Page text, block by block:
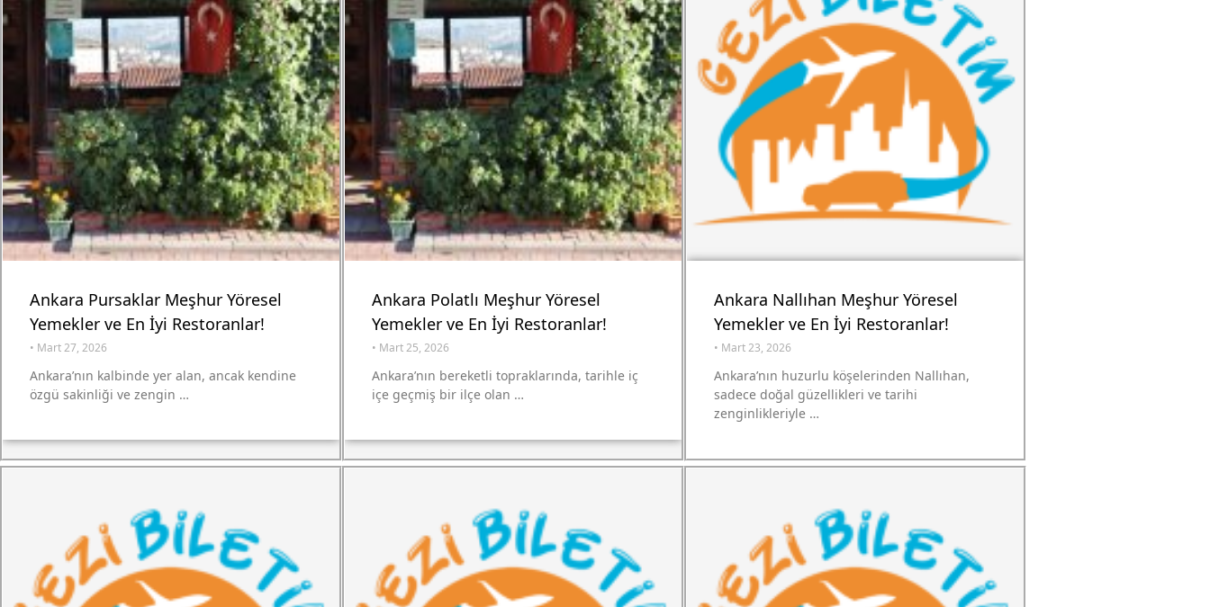
Ankara Pursaklar Meşhur Yöresel
Yemekler ve En İyi Restoranlar!
• Mart 27, 2026
Ankara’nın kalbinde yer alan, ancak kendine
özgü sakinliği ve zengin …
Ankara Polatlı Meşhur Yöresel
Yemekler ve En İyi Restoranlar!
• Mart 25, 2026
Ankara’nın bereketli topraklarında, tarihle iç
içe geçmiş bir ilçe olan …
Ankara Nallıhan Meşhur Yöresel
Yemekler ve En İyi Restoranlar!
• Mart 23, 2026
Ankara’nın huzurlu köşelerinden Nallıhan,
sadece doğal güzellikleri ve tarihi
zenginlikleriyle …